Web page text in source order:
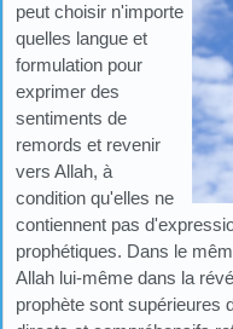
peut choisir n'importe
quelles langue et
formulation pour
exprimer des
sentiments de
remords et revenir
vers Allah, à
condition qu'elles ne
contiennent pas
prophétiques. Dans le
Allah lui-même dans la
prophète sont supérieures